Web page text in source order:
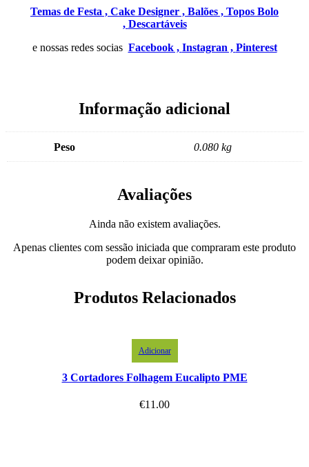
Temas de Festa , Cake Designer , Balões , Topos Bolo
, Descartáveis
e nossas redes socias Facebook , Instagran , Pinterest
Informação adicional
Peso 0.080 kg
Avaliações
Ainda não existem avaliações.
Apenas clientes com sessão iniciada que compraram este produto
podem deixar opinião.
Produtos Relacionados
Adicionar
3 Cortadores Folhagem Eucalipto PME
€11.00